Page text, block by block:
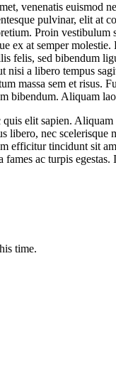
venenatis euismod
pulvinar, elit at
Proin vestibulum
ex at semper
felis, sed bibendum
nisi a libero tempus
massa sem et
bibendum. Aliquam
elit sapien.
libero, nec
efficitur tincidunt sit
fames ac turpis
time.